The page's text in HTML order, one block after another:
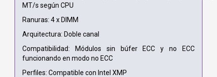
MT/s según CPU
Ranuras: 4 x DIMM
Arquitectura: Doble canal
Compatibilidad: Módulos sin búfer ECC y no ECC
funcionando en modo no ECC
Perfiles: Compatible con Intel XMP